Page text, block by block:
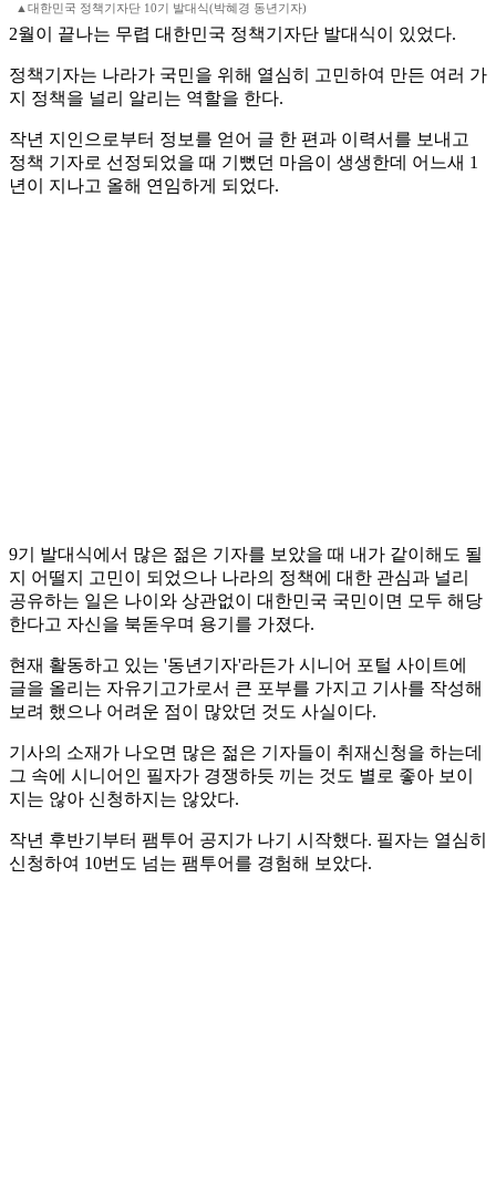
▲대한민국 정책기자단 10기 발대식(박혜경 동년기자)
2월이 끝나는 무렵 대한민국 정책기자단 발대식이 있었다.
정책기자는 나라가 국민을 위해 열심히 고민하여 만든 여러 가
지 정책을 널리 알리는 역할을 한다.
작년 지인으로부터 정보를 얻어 글 한 편과 이력서를 보내고
정책 기자로 선정되었을 때 기뻤던 마음이 생생한데 어느새 1
년이 지나고 올해 연임하게 되었다.
9기 발대식에서 많은 젊은 기자를 보았을 때 내가 같이해도 될
지 어떨지 고민이 되었으나 나라의 정책에 대한 관심과 널리
공유하는 일은 나이와 상관없이 대한민국 국민이면 모두 해당
한다고 자신을 북돋우며 용기를 가졌다.
현재 활동하고 있는 '동년기자'라든가 시니어 포털 사이트에
글을 올리는 자유기고가로서 큰 포부를 가지고 기사를 작성해
보려 했으나 어려운 점이 많았던 것도 사실이다.
기사의 소재가 나오면 많은 젊은 기자들이 취재신청을 하는데
그 속에 시니어인 필자가 경쟁하듯 끼는 것도 별로 좋아 보이
지는 않아 신청하지는 않았다.
작년 후반기부터 팸투어 공지가 나기 시작했다. 필자는 열심히
신청하여 10번도 넘는 팸투어를 경험해 보았다.